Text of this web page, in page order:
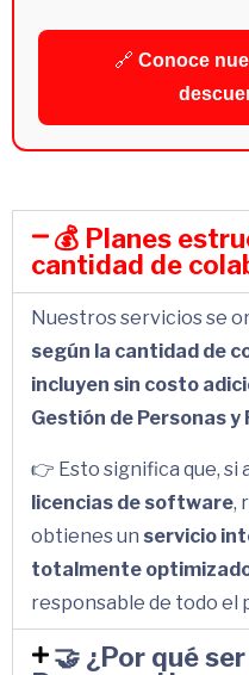
🔗 Conoce
💰 Planes
cantidad de
Nuestros servicios se
según la cantidad de
incluyen sin costo
Gestión de Personas
👉 Esto significa que, si
licencias de software,
obtienes un servicio
totalmente
responsable de todo el
🤝 ¿Por qué